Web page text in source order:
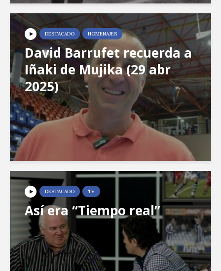
DESTACADO HOMENAJES
David Barrufet recuerda a
Iñaki de Mujika (29 abr
2025)
DESTACADO TV
Así era “Tiempo real”